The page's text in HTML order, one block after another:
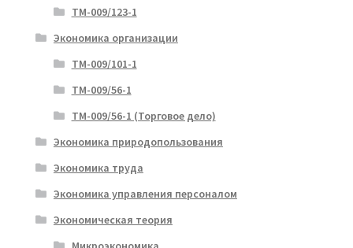
ТМ-009/123-1
Экономика организации
ТМ-009/101-1
ТМ-009/56-1
ТМ-009/56-1 (Торговое дело)
Экономика природопользования
Экономика труда
Экономика управления персоналом
Экономическая теория